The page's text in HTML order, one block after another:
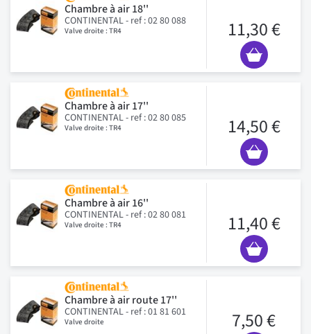
Chambre à air 18''
CONTINENTAL - ref : 02 80 088
Valve droite : TR4 11,30 €
Chambre à air 17''
CONTINENTAL - ref : 02 80 085
Valve droite : TR4 14,50 €
Chambre à air 16''
CONTINENTAL - ref : 02 80 081
Valve droite : TR4 11,40 €
Chambre à air route 17''
CONTINENTAL - ref : 01 81 601
Valve droite 7,50 €